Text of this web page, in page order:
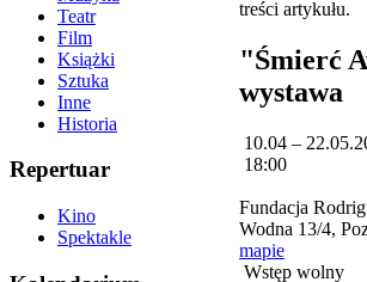
Teatr
Film
Książki
Sztuka
Inne
Historia
Repertuar
Kino
Spektakle
"Śmierć
wystawa
10.04 –
18:00
Fundacja
Wodna 13/4,
mapie
Wstęp wolny